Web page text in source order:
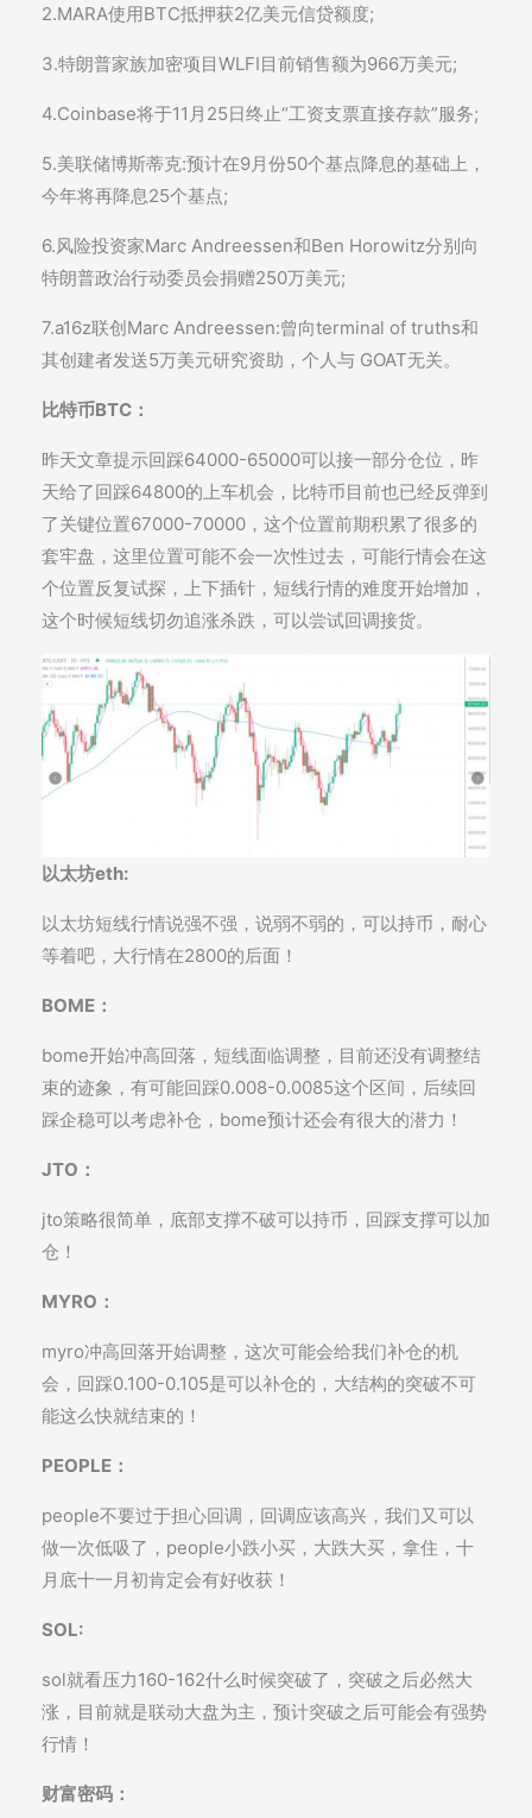
2.MARA使用BTC抵押获2亿美元信贷额度;
3.特朗普家族加密项目WLFI目前销售额为966万美元;
4.Coinbase将于11月25日终止“工资支票直接存款”服务;
5.美联储博斯蒂克:预计在9月份50个基点降息的基础上，
今年将再降息25个基点;
6.风险投资家Marc Andreessen和Ben Horowitz分别向
特朗普政治行动委员会捐赠250万美元;
7.a16z联创Marc Andreessen:曾向terminal of truths和
其创建者发送5万美元研究资助，个人与 GOAT无关。
比特币BTC：
昨天文章提示回踩64000-65000可以接一部分仓位，昨
天给了回踩64800的上车机会，比特币目前也已经反弹到
了关键位置67000-70000，这个位置前期积累了很多的
套牢盘，这里位置可能不会一次性过去，可能行情会在这
个位置反复试探，上下插针，短线行情的难度开始增加，
这个时候短线切勿追涨杀跌，可以尝试回调接货。
以太坊eth:
以太坊短线行情说强不强，说弱不弱的，可以持币，耐心
等着吧，大行情在2800的后面！
BOME：
bome开始冲高回落，短线面临调整，目前还没有调整结
束的迹象，有可能回踩0.008-0.0085这个区间，后续回
踩企稳可以考虑补仓，bome预计还会有很大的潜力！
JTO：
jto策略很简单，底部支撑不破可以持币，回踩支撑可以加
仓！
MYRO：
myro冲高回落开始调整，这次可能会给我们补仓的机
会，回踩0.100-0.105是可以补仓的，大结构的突破不可
能这么快就结束的！
PEOPLE：
people不要过于担心回调，回调应该高兴，我们又可以
做一次低吸了，people小跌小买，大跌大买，拿住，十
月底十一月初肯定会有好收获！
SOL:
sol就看压力160-162什么时候突破了，突破之后必然大
涨，目前就是联动大盘为主，预计突破之后可能会有强势
行情！
财富密码：